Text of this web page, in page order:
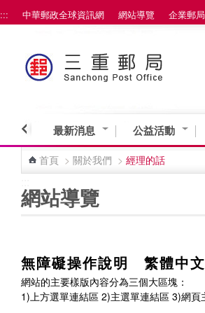
::: 中華郵政全球資訊網 網站導覽 企業郵局
最新消息 公益活動
首頁 > 關於我們 > 經理的話
網站導覽
無障礙操作說明 繁體中文
網站的主要樣版內容分為三個大區塊：
1)上方選單連結區 2)主選單連結區 3)網頁